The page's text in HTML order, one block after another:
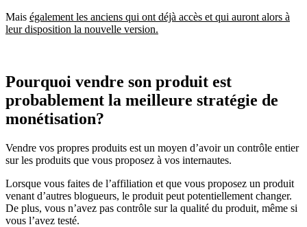
Mais également les anciens qui ont déjà accès et qui auront alors à
leur disposition la nouvelle version.
Pourquoi vendre son produit est
probablement la meilleure stratégie de
monétisation?
Vendre vos propres produits est un moyen d’avoir un contrôle entier
sur les produits que vous proposez à vos internautes.
Lorsque vous faites de l’affiliation et que vous proposez un produit
venant d’autres blogueurs, le produit peut potentiellement changer.
De plus, vous n’avez pas contrôle sur la qualité du produit, même si
vous l’avez testé.